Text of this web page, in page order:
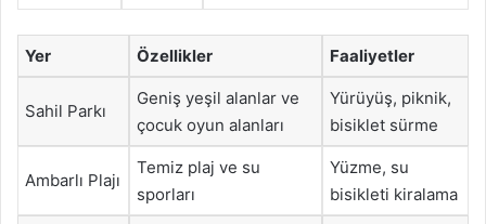
Yer Özellikler Faaliyetler
Sahil Parkı
Geniş yeşil alanlar ve
çocuk oyun alanları
Yürüyüş, piknik,
bisiklet sürme
Ambarlı Plajı
Temiz plaj ve su
sporları
Yüzme, su
bisikleti kiralama